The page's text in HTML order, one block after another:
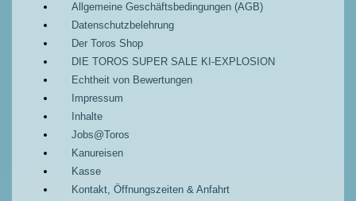
Allgemeine Geschäftsbedingungen (AGB)
Datenschutzbelehrung
Der Toros Shop
DIE TOROS SUPER SALE KI-EXPLOSION
Echtheit von Bewertungen
Impressum
Inhalte
Jobs@Toros
Kanureisen
Kasse
Kontakt, Öffnungszeiten & Anfahrt